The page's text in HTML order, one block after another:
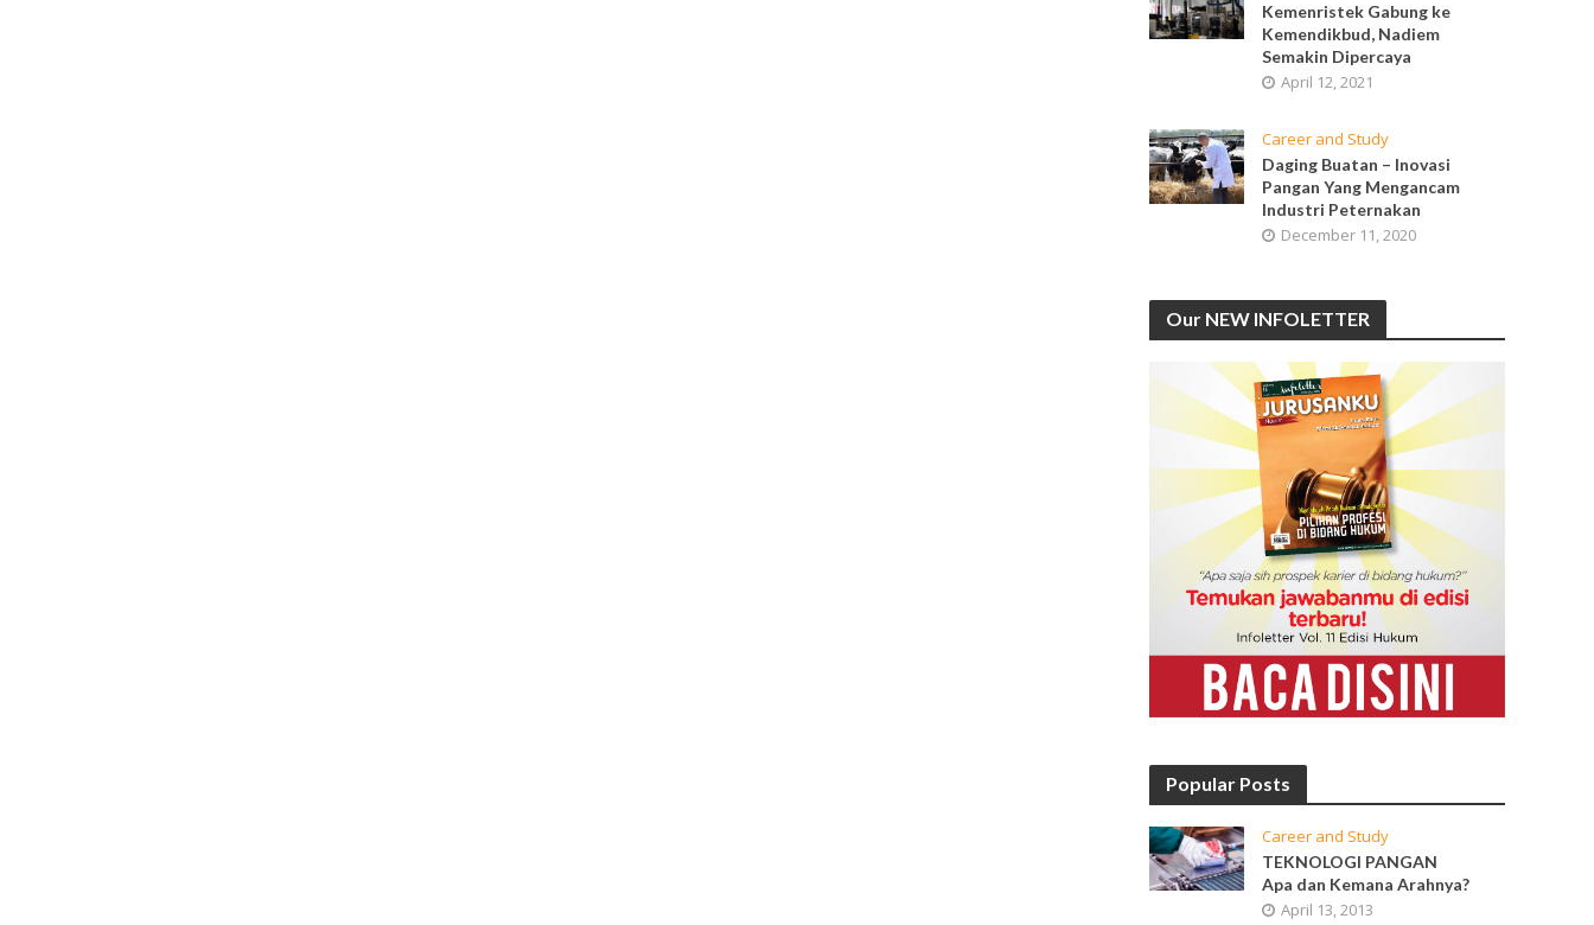
Kemenristek Gabung ke
Kemendikbud, Nadiem
Semakin Dipercaya
April 12, 2021
Career and Study
Daging Buatan – Inovasi
Pangan Yang Mengancam
Industri Peternakan
December 11, 2020
Our NEW INFOLETTER
Popular Posts
Career and Study
TEKNOLOGI PANGAN
Apa dan Kemana Arahnya?
April 13, 2013